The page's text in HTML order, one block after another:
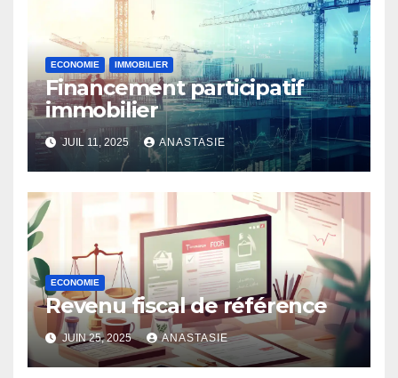
ECONOMIE IMMOBILIER
Financement participatif
immobilier
JUIL 11, 2025 ANASTASIE
ECONOMIE
Revenu fiscal de référence
JUIN 25, 2025 ANASTASIE